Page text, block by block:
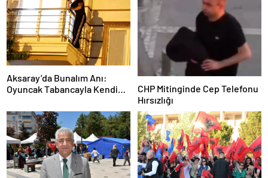
Aksaray’da Bunalım Anı:
Oyuncak Tabancayla Kendine
CHP Mitinginde Cep Telefonu
Hırsızlığı